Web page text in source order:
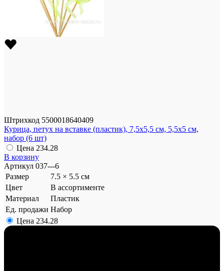
Штрихкод 5500018640409
Курица, петух на вставке (пластик), 7,5х5,5 см, 5,5х5 см,
набор (6 шт)
Цена 234.28
В корзину
Артикул 037---6
Размер
7.5 × 5.5 см
Цвет
В ассортименте
Материал
Пластик
Ед. продажи Набор
Цена 234.28